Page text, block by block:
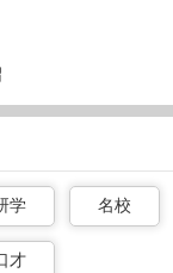
学 名校
才